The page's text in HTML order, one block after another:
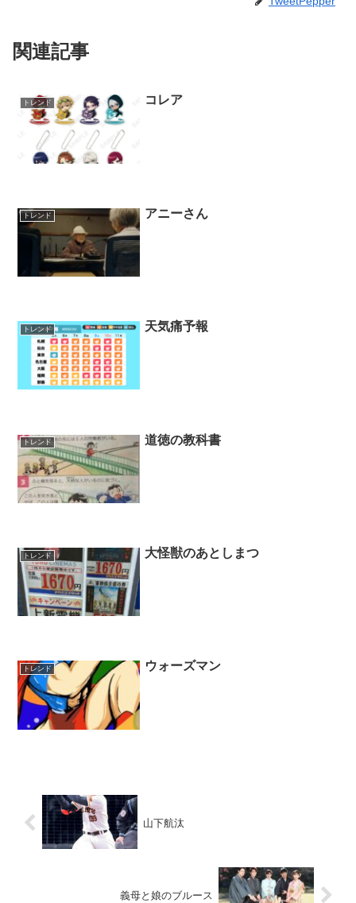
関連記事
トレンド コレア
トレンド アニーさん
トレンド 天気痛予報
トレンド 道徳の教科書
トレンド 大怪獣のあとしまつ
トレンド ウォーズマン
山下航汰
義母と娘のブルース